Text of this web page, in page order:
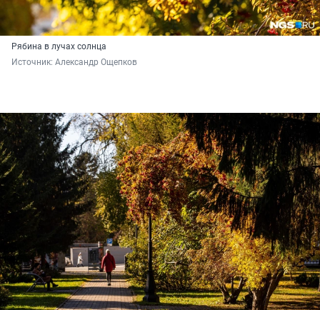
Рябина в лучах солнца
Источник: Александр Ощепков